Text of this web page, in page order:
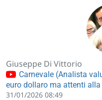
Giuseppe Di Vittorio
Carnevale (Analista
euro dollaro ma attenti alla
31/01/2026 08:49